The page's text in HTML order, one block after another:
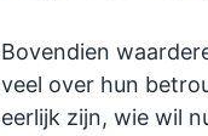
Bovendien
veel over hun
eerlijk zijn, wie wil